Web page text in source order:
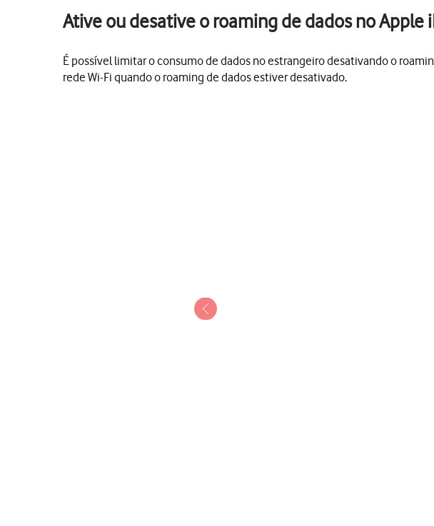
Ative ou desative o roaming de dados no Apple
É possível limitar o consumo de dados no estrangeiro desativando o
rede Wi-Fi quando o roaming de dados estiver desativado.